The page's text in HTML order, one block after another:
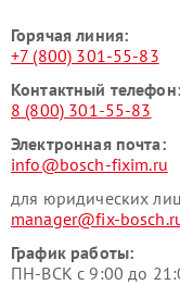
Горячая линия:
+7 (800) 301-55-83
Контактный телефон:
8 (800) 301-55-83
Электронная почта:
info@bosch-fixim.ru
для юридических лиц
manager@fix-
График работы:
ПН-ВСК с 9:00 до